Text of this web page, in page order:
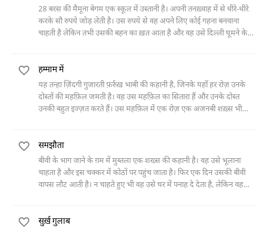
आचार-व्यवहार और घर की छोटी से छोटी बातों से भी वाक़िफ़ हो जाता है। उसे
वकील साहब के घर से एक तरह से लगाव सा हो जाता है। बड़ी साहबज़ादी का जब
रिश्ता तय हो जाता है तो सारे घर में ख़ुशीयाँ मनाई जाती हैं लेकिन सुबहान अपने
तबीयत अचानक बहुत ख़राब हो जाती है तो पूरी रात सुबहान जाग कर गुज़ार देता है।
रात तीन बजे एक कुत्ता भौंकता है तो वो घबरा कर मकान की तरफ़ भागता है कि
शायद कुछ ख़बर मिले लेकिन वहां बदस्तूर ख़ामोशी थी। सुबहान पत्थर मार कर
कुत्ते को भगा देता है।
28 बरस की मैमूना बेगम एक स्कूल में उस्तानी है। अपनी तनख़्वाह में से धीरे-धीरे
करके सौ रुपये जोड़ लेती है। उस रुपये से वह अपने लिए कोई गहना बनवाना
चाहती है लेकिन तभी उसकी बहन का ख़त आता है और वह उसे दिल्ली घूमने के
देखकर खुश होती है लेकिन दूसरे दिन उसकी असलियत जानकर घबरा जाती है।
दिल्ली से वापस जाते हुए अपने सौ रुपये का यूँ बर्बाद हो जाना उसे बहुत खलता है।
हम्माम में
यह तन्हा ज़िंदगी गुजारती फ़र्रुख़ भाबी की कहानी है, जिनके यहाँ हर रोज़ उनके
दोस्तों की महफ़िल जमती है। वह उस महफ़िल का सितारा हैं और उनके दोस्त
उनकी बहुत इज्ज़त करते हैं। उस महफ़िल में एक रोज़ एक अजनबी शख़्स भी
कि अब फ़र्रुख़ भाबी घर से ग़ायब रहने लगी हैं।
समझौता
बीवी के भाग जाने के ग़म में मुब्तला एक शख्स की कहानी है। वह उसे भूलाना
चाहता है और इस चक्कर में कोठों पर पहुंच जाता है। फिर एक दिन उसकी बीवी
वापस लौट आती है। न चाहते हुए भी वह उसे घर में पनाह दे देता है, लेकिन वह
ख़्याल आता है और घर की ओर लौट पड़ता है।
सुर्ख़ गुलाब